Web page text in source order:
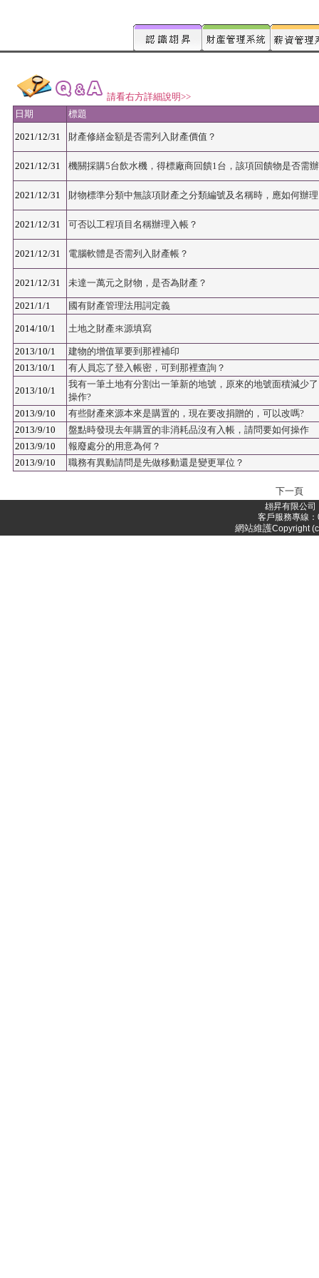
請看右方詳細說明>>
日期
標題
2021/12/31 財產修繕金額是否需列入財產價值？
2021/12/31 機關採購5台飲水機，得標廠商回饋1台，該項回饋物是否需
2021/12/31 財物標準分類中無該項財產之分類編號及名稱時，應如何辦
2021/12/31 可否以工程項目名稱辦理入帳？
2021/12/31 電腦軟體是否需列入財產帳？
2021/12/31 未達一萬元之財物，是否為財產？
2021/1/1 國有財產管理法用詞定義
2014/10/1 土地之財產來源填寫
2013/10/1
建物的增值單要到那裡補印
2013/10/1
有人員忘了登入帳密，可到那裡查詢？
2013/10/1
我有一筆土地有分割出一筆新的地號，原來的地號面積減少
操作?
2013/9/10
有些財產來源本來是購置的，現在要改捐贈的，可以改嗎?
2013/9/10
盤點時發現去年購置的非消耗品沒有入帳，請問要如何操作
2013/9/10
報廢處分的用意為何？
2013/9/10
職務有異動請問是先做移動還是變更單位？
下一頁
翃昇有限公
客戶服務專線
網站維護Copyright